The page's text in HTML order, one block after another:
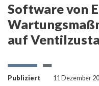
Software von
auf
Publiziert 11 Dezember